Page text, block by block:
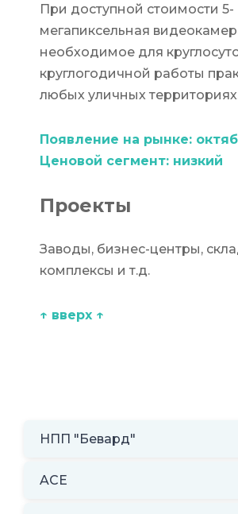
При доступной стоимости 5-
мегапиксельная
необходимое для
круглогодичной работы
любых уличных
Появление на рынке:
Ценовой сегмент: низкий
Проекты
Заводы, бизнес-центры,
комплексы и т.д.
↑ вверх ↑
НПП "Бевард"
ACE